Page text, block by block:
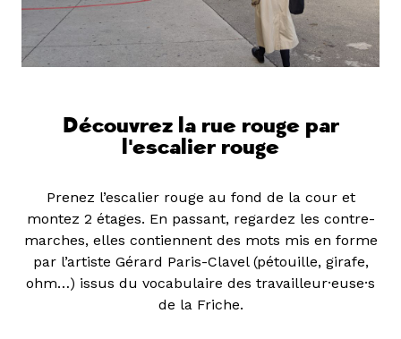
Découvrez la rue rouge par
l'escalier rouge
Prenez l’escalier rouge au fond de la cour et
montez 2 étages. En passant, regardez les contre-
marches, elles contiennent des mots mis en forme
par l’artiste Gérard Paris-Clavel (pétouille, girafe,
ohm…) issus du vocabulaire des travailleur·euse·s
de la Friche.